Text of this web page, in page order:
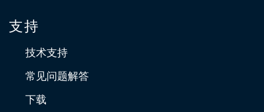
支持
技术支持
常见问题解答
下载